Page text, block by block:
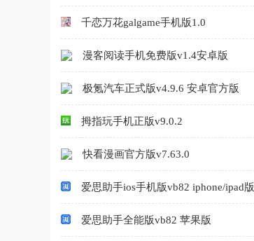
千恋万花galgame手机版1.0
漫客阅读手机免费版v1.4安卓版
极氪汽车正式版v4.9.6 安卓官方版
拇指玩手机正版v9.0.2
快看漫画官方版v7.63.0
爱思助手ios手机版vb82 iphone/ipad版
爱思助手全能版vb82 苹果版